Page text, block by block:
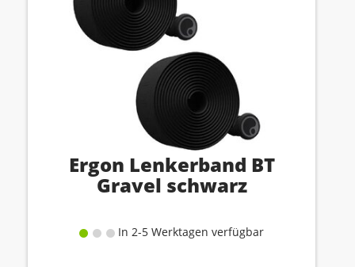
Ergon Lenkerband BT
Gravel schwarz
In 2-5 Werktagen verfügbar